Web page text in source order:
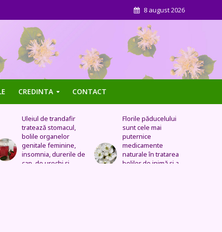
8 august 2026
CREDINTA CONTACT
Florile păducelului
sunt cele mai
puternice
medicamente
naturale în tratarea
bolilor de inimă şi a
Panseluța sălbatică –
Este eficientă pentru
cistită, ameliorează
constipația, are grijă
de sănătatea urinară,
tratează problemele